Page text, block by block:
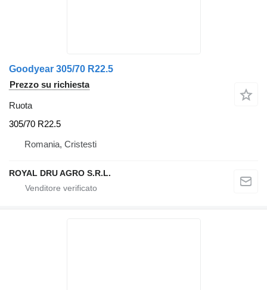
Goodyear 305/70 R22.5
Prezzo su richiesta
Ruota
305/70 R22.5
Romania, Cristesti
ROYAL DRU AGRO S.R.L.